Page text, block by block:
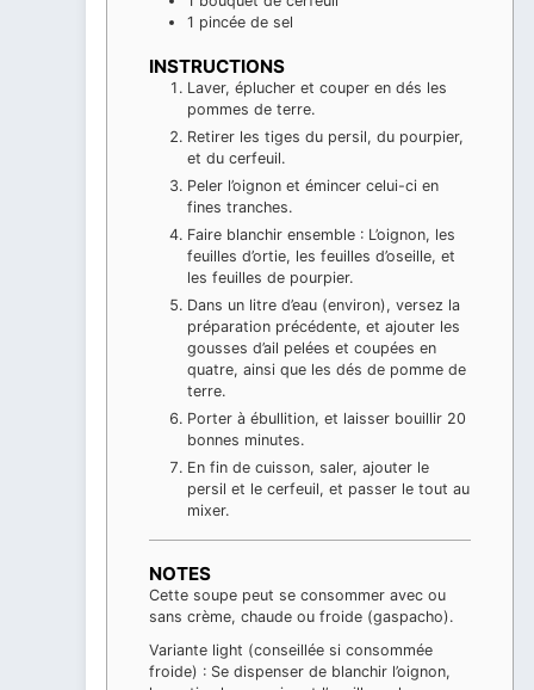
1 pincée de sel
INSTRUCTIONS
Laver, éplucher et couper en dés les
pommes de terre.
Retirer les tiges du persil, du pourpier,
et du cerfeuil.
Peler l’oignon et émincer celui-ci en
fines tranches.
Faire blanchir ensemble : L’oignon, les
feuilles d’ortie, les feuilles d’oseille, et
les feuilles de pourpier.
Dans un litre d’eau (environ), versez la
préparation précédente, et ajouter les
gousses d’ail pelées et coupées en
quatre, ainsi que les dés de pomme de
terre.
Porter à ébullition, et laisser bouillir 20
bonnes minutes.
En fin de cuisson, saler, ajouter le
persil et le cerfeuil, et passer le tout au
mixer.
NOTES
Cette soupe peut se consommer avec ou
sans crème, chaude ou froide (gaspacho).
Variante light (conseillée si consommée
froide) : Se dispenser de blanchir l’oignon,